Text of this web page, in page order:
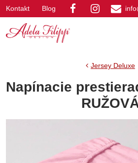
Kontakt Blog
Jersey Deluxe
Napínacie